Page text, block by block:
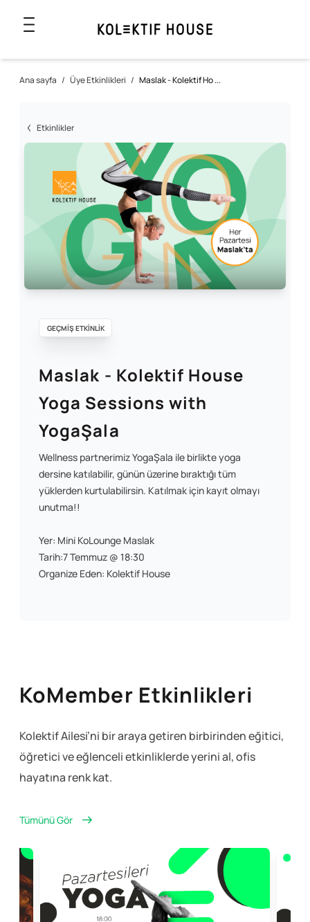
Ana sayfa / Üye Etkinlikleri / Maslak - Kolektif Ho ...
Etkinlikler
GEÇMİŞ ETKİNLİK
Maslak - Kolektif House
Yoga Sessions with
YogaŞala
Wellness partnerimiz YogaŞala ile birlikte yoga
dersine katılabilir, günün üzerine bıraktığı tüm
yüklerden kurtulabilirsin. Katılmak için kayıt olmayı
unutma!!
Yer: Mini KoLounge Maslak
Tarih:7 Temmuz @ 18:30
Organize Eden: Kolektif House
KoMember Etkinlikleri
Kolektif Ailesi’ni bir araya getiren birbirinden eğitici,
öğretici ve eğlencelietkinliklerde yerini al, ofis
hayatına renk kat.
Tümünü Gör